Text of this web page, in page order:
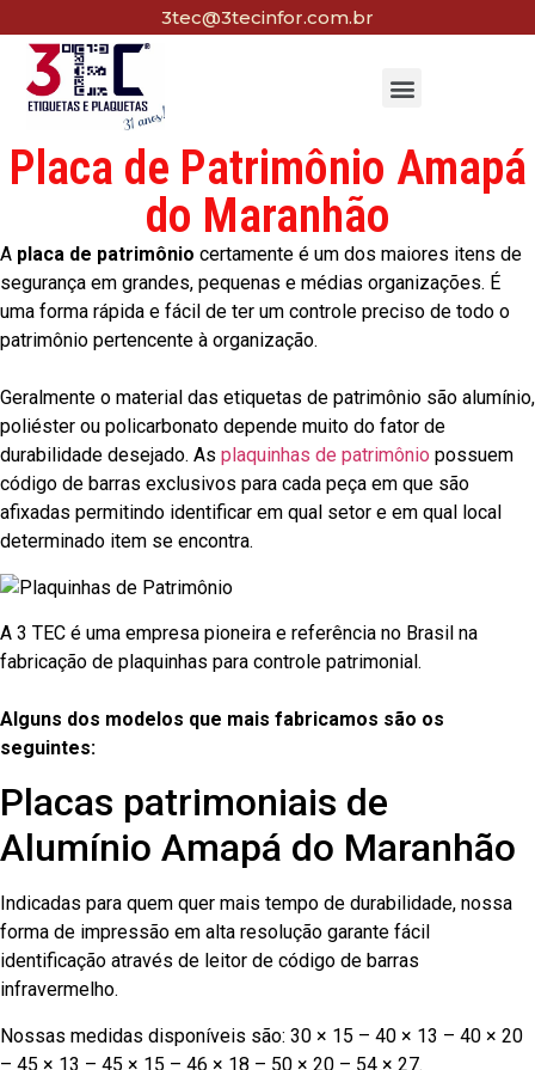
3tec@3tecinfor.com.br
Placa de Patrimônio Amapá
do Maranhão
A placa de patrimônio certamente é um dos maiores itens de
segurança em grandes, pequenas e médias organizações. É
uma forma rápida e fácil de ter um controle preciso de todo o
patrimônio pertencente à organização.
Geralmente o material das etiquetas de patrimônio são alumínio,
poliéster ou policarbonato depende muito do fator de
durabilidade desejado. As plaquinhas de patrimônio possuem
código de barras exclusivos para cada peça em que são
afixadas permitindo identificar em qual setor e em qual local
determinado item se encontra.
A 3 TEC é uma empresa pioneira e referência no Brasil na
fabricação de plaquinhas para controle patrimonial.
Alguns dos modelos que mais fabricamos são os
seguintes:
Placas patrimoniais de
Alumínio Amapá do Maranhão
Indicadas para quem quer mais tempo de durabilidade, nossa
forma de impressão em alta resolução garante fácil
identificação através de leitor de código de barras
infravermelho.
Nossas medidas disponíveis são: 30 × 15 – 40 × 13 – 40 × 20
– 45 × 13 – 45 × 15 – 46 × 18 – 50 × 20 – 54 × 27.